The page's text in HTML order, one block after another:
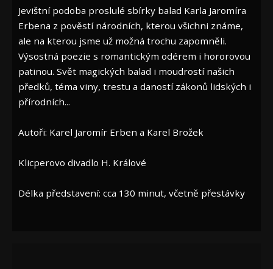
Jevištní podoba proslulé sbírky balad Karla Jaromíra
Erbena z pověstí národních, kterou všichni známe,
ale na kterou jsme už možná trochu zapomněli.
Výsostná poezie s romantickým odérem i hororovou
patinou. Svět magických balad i moudrostí našich
předků, téma viny, trestu a daností zákonů lidských i
přírodních...
Autoři: Karel Jaromír Erben a Karel Brožek
Klicperovo divadlo H. Králové
Délka představení: cca 130 minut, včetně přestávky